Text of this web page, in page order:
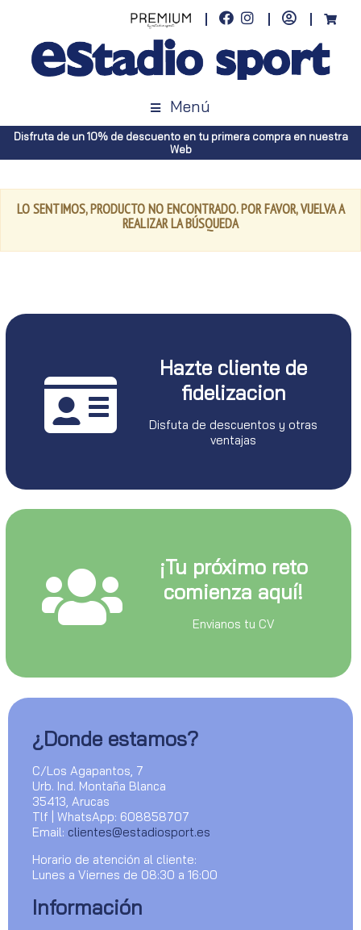
Menú
Disfruta de un 10% de descuento en tu primera compra en nuestra
Web
LO SENTIMOS, PRODUCTO NO ENCONTRADO. POR FAVOR, VUELVA A
REALIZAR LA BÚSQUEDA
Hazte cliente de
fidelizacion
Disfuta de descuentos y otras
ventajas
¡Tu próximo reto
comienza aquí!
Envianos tu CV
¿Donde estamos?
C/Los Agapantos, 7
Urb. Ind. Montaña Blanca
35413, Arucas
Tlf | WhatsApp: 608858707
Email: clientes@estadiosport.es
Horario de atención al cliente:
Lunes a Viernes de 08:30 a 16:00
Información